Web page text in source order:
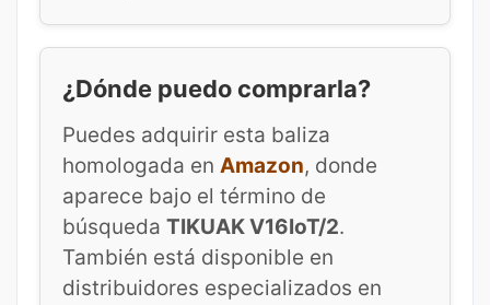
¿Dónde puedo comprarla?
Puedes adquirir esta baliza
homologada en Amazon, donde
aparece bajo el término de
búsqueda TIKUAK V16IoT/2.
También está disponible en
distribuidores especializados en